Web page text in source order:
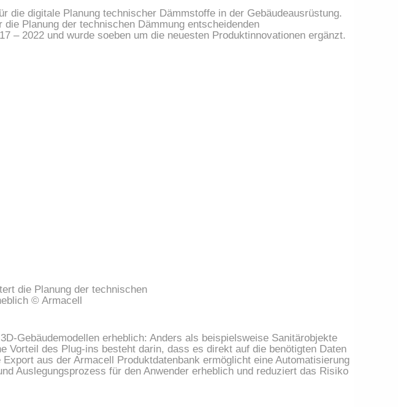
digitale Planung technischer Dämmstoffe in der Gebäudeausrüstung.
Planung der technischen Dämmung entscheidenden
– 2022 und wurde soeben um die neuesten Produktinnovationen ergänzt.
die Planung der technischen
© Armacell
Gebäudemodellen erheblich: Anders als beispielsweise Sanitärobjekte
Vorteil des Plug-ins besteht darin, dass es direkt auf die benötigten Daten
aus der Armacell Produktdatenbank ermöglicht eine Automatisierung
Auslegungsprozess für den Anwender erheblich und reduziert das Risiko